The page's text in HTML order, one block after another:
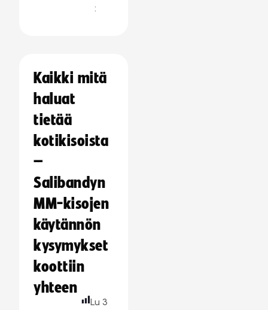
:
Kaikki mitä
haluat
tietää
kotikisoista
–
Salibandyn
MM-kisojen
käytännön
kysymykset
koottiin
yhteen
Lu 3